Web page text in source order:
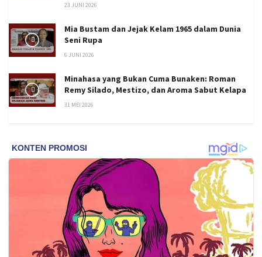
23 JUNI 2026
Mia Bustam dan Jejak Kelam 1965 dalam Dunia
Seni Rupa
6 JUNI 2026
Minahasa yang Bukan Cuma Bunaken: Roman
Remy Silado, Mestizo, dan Aroma Sabut Kelapa
31 MEI 2026